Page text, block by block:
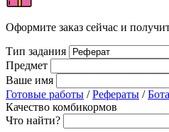
Оформите заказ сейчас и
Тип задания
Предмет
Ваше имя
Готовые работы /Рефераты /
Качество комбикормов
Что найти?